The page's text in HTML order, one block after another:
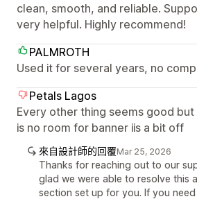
clean, smooth, and reliable.
very helpful. Highly recommend!
PALMROTH
Used it for several years, no
Petals Lagos
Every other thing seems good
is no room for banner iis a bit off
來自設計師的回覆Mar 25, 2026
Thanks for reaching out to our
glad we were able to resolve this
section set up for you. If you need